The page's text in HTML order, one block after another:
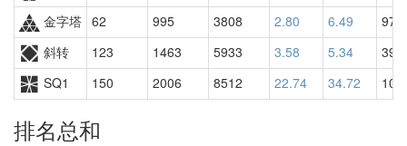
金字塔 62 995 3808 2.80 6.49
斜转
123 1463 5933 3.58 5.34
SQ1
150 2006 8512 22.74 34.72
排名总和